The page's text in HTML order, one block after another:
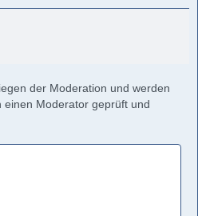
der Moderation und werden
einen Moderator geprüft und